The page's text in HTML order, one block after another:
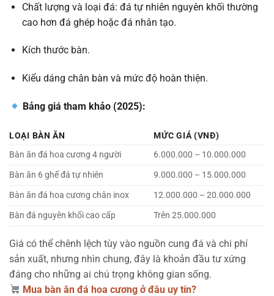
Chất lượng và loại đá: đá tự nhiên nguyên khối thường
cao hơn đá ghép hoặc đá nhân tạo.
Kích thước bàn.
Kiểu dáng chân bàn và mức độ hoàn thiện.
Bảng giá tham khảo (2025):
LOẠI BÀN ĂN
MỨC GIÁ (VNĐ)
Bàn ăn đá hoa cương 4 người
6.000.000 – 10.000.000
Bàn ăn 6 ghế đá tự nhiên
9.000.000 – 15.000.000
Bàn ăn đá hoa cương chân inox
12.000.000 – 20.000.000
Bàn đá nguyên khối cao cấp
Trên 25.000.000
Giá có thể chênh lệch tùy vào nguồn cung đá và chi phí
sản xuất, nhưng nhìn chung, đây là khoản đầu tư xứng
đáng cho những ai chú trọng không gian sống.
Mua bàn ăn đá hoa cương ở đâu uy tín?